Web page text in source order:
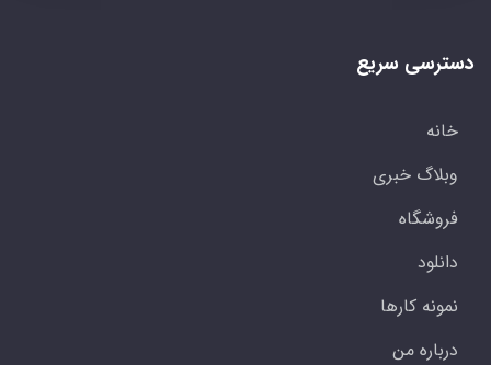
دسترسی سریع
خانه
وبلاگ خبری
فروشگاه
دانلود
نمونه کارها
درباره من